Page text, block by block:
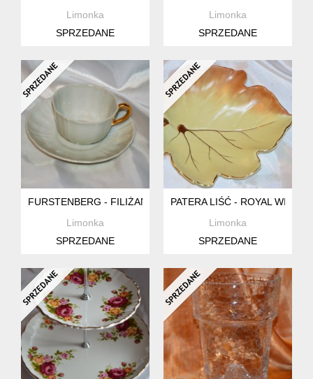
Limonka
SPRZEDANE
Limonka
SPRZEDANE
FURSTENBERG - FILIŻANECZKA
Limonka
SPRZEDANE
PATERA LIŚĆ - ROYAL
Limonka
SPRZEDANE